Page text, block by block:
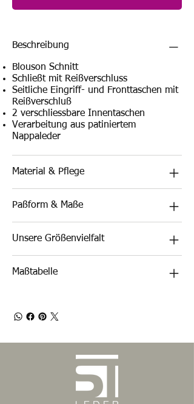
Beschreibung
Blouson Schnitt
Schließt mit Reißverschluss
Seitliche Eingriff- und Fronttaschen mit
Reißverschluß
2 verschliessbare Innentaschen
Verarbeitung aus patiniertem
Nappaleder
Material & Pflege
Paßform & Maße
Unsere Größenvielfalt
Maßtabelle